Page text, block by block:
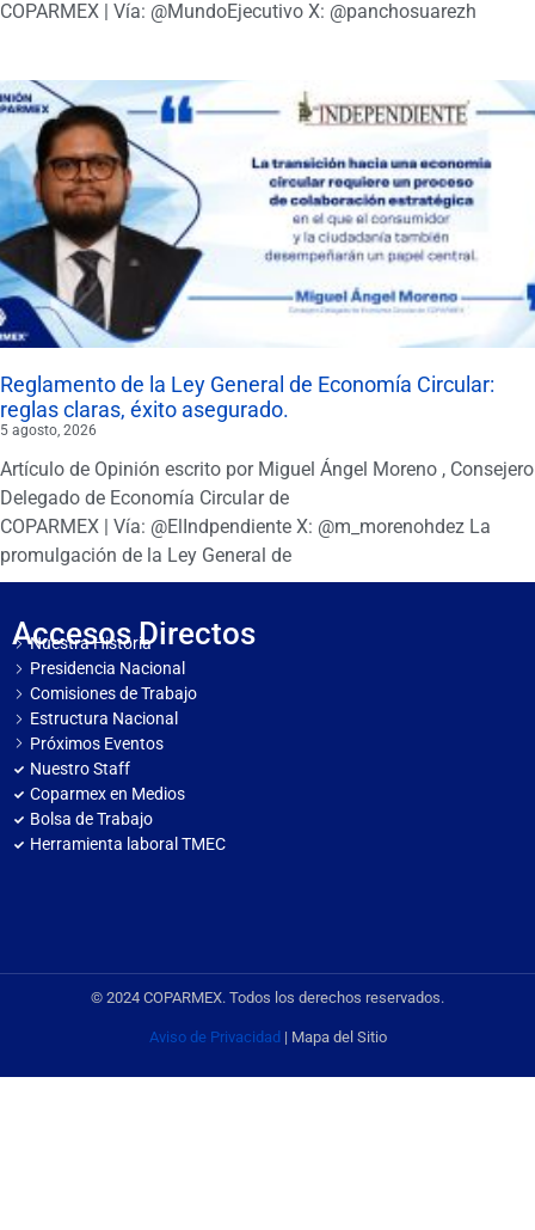
COPARMEX | Vía: @MundoEjecutivo X: @panchosuarezh
Reglamento de la Ley General de Economía Circular:
reglas claras, éxito asegurado.
5 agosto, 2026
Artículo de Opinión escrito por Miguel Ángel Moreno , Consejero
Delegado de Economía Circular de
COPARMEX | Vía: @ElIndpendiente X: @m_morenohdez La
promulgación de la Ley General de
Accesos Directos
Nuestra Historia
Presidencia Nacional
Comisiones de Trabajo
Estructura Nacional
Próximos Eventos
Nuestro Staff
Coparmex en Medios
Bolsa de Trabajo
Herramienta laboral TMEC
© 2024 COPARMEX. Todos los derechos reservados.
Aviso de Privacidad | Mapa del Sitio